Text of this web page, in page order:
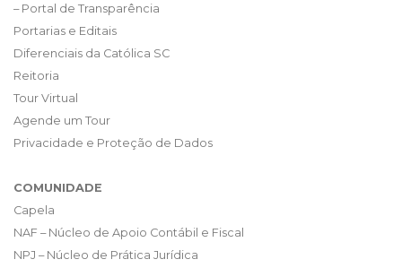
– Portal de Transparência
Portarias e Editais
Diferenciais da Católica SC
Reitoria
Tour Virtual
Agende um Tour
Privacidade e Proteção de Dados
COMUNIDADE
Capela
NAF – Núcleo de Apoio Contábil e Fiscal
NPJ – Núcleo de Prática Jurídica